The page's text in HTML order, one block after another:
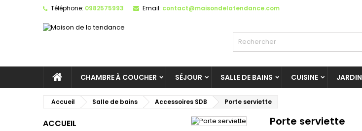
Téléphone: 0982575993 Email: contact@maisondelatendance.com
CHAMBRE À COUCHER SÉJOUR SALLE DE BAINS CUISINE JARDIN
Accueil Salle de bains Accessoires SDB Porte serviette
ACCUEIL Porte serviette